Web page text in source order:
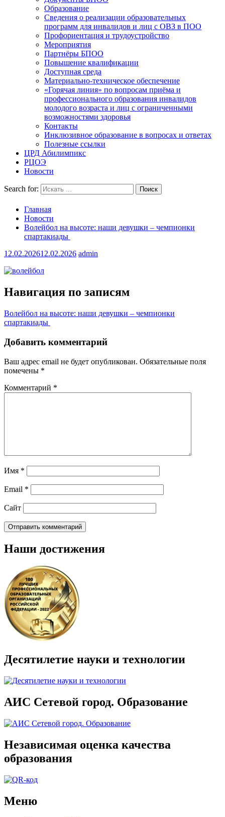
Образование
Сведения о реализации образовательных
программ для инвалидов и лиц с ОВЗ в ПОО
Профориентация и трудоустройство
Мероприятия
Партнёры БПОО
Повышение квалификации
Доступная среда
Материально-техническое обеспечение
«Горячая линия» по вопросам приёма и
профессионального образования инвалидов
молодого возраста и лиц с ограниченными
возможностями здоровья
Контакты
Инклюзивное образование в вопросах и ответах
Полезные ссылки
ЦРД Абилимпикс
РЦОЭ
Новости
Search for:
Главная
Новости
Волейбол на высоте: наши девушки – чемпионки
спартакиады
12.02.202612.02.2026 admin
Навигация по записям
Волейбол на высоте: наши девушки – чемпионки
спартакиады
Добавить комментарий
Ваш адрес email не будет опубликован. Обязательные поля
помечены *
Комментарий *
Имя *
Email *
Сайт
Наши достижения
Десятилетие науки и технологии
АИС Сетевой город. Образование
Независимая оценка качества
образования
Меню